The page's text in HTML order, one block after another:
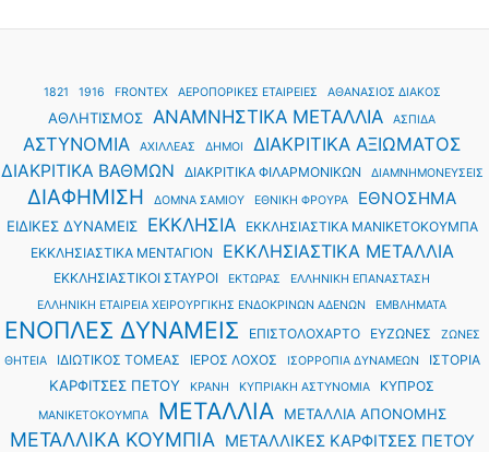
1821 1916 FRONTEX ΑΕΡΟΠΟΡΙΚΕΣ ΕΤΑΙΡΕΙΕΣ ΑΘΑΝΑΣΙΟΣ ΔΙΑΚΟΣ
ΑΘΛΗΤΙΣΜΟΣ ΑΝΑΜΝΗΣΤΙΚΑ ΜΕΤΑΛΛΙΑ ΑΣΠΙΔΑ
ΑΣΤΥΝΟΜΙΑ ΑΧΙΛΛΕΑΣ ΔΗΜΟΙ ΔΙΑΚΡΙΤΙΚΑ ΑΞΙΩΜΑΤΟΣ
ΔΙΑΚΡΙΤΙΚΑ ΒΑΘΜΩΝ ΔΙΑΚΡΙΤΙΚΑ ΦΙΛΑΡΜΟΝΙΚΩΝ ΔΙΑΜΝΗΜΟΝΕΥΣΕΙΣ
ΔΙΑΦΗΜΙΣΗ ΔΟΜΝΑ ΣΑΜΙΟΥ ΕΘΝΙΚΗ ΦΡΟΥΡΑ ΕΘΝΟΣΗΜΑ
ΕΙΔΙΚΕΣ ΔΥΝΑΜΕΙΣ ΕΚΚΛΗΣΙΑ
ΕΚΚΛΗΣΙΑΣΤΙΚΑ ΜΑΝΙΚΕΤΟΚΟΥΜΠΑ
ΕΚΚΛΗΣΙΑΣΤΙΚΑ ΜΕΝΤΑΓΙΟΝ
ΕΚΚΛΗΣΙΑΣΤΙΚΑ ΜΕΤΑΛΛΙΑ
ΕΚΚΛΗΣΙΑΣΤΙΚΟΙ ΣΤΑΥΡΟΙ ΕΚΤΩΡΑΣ
ΕΛΛΗΝΙΚΗ ΕΠΑΝΑΣΤΑΣΗ
ΕΛΛΗΝΙΚΗ ΕΤΑΙΡΕΙΑ ΧΕΙΡΟΥΡΓΙΚΗΣ ΕΝΔΟΚΡΙΝΩΝ ΑΔΕΝΩΝ
ΕΜΒΛΗΜΑΤΑ
ΕΝΟΠΛΕΣ ΔΥΝΑΜΕΙΣ ΕΠΙΣΤΟΛΟΧΑΡΤΟ ΕΥΖΩΝΕΣ
ΖΩΝΕΣ
ΘΗΤΕΙΑ
ΙΔΙΩΤΙΚΟΣ ΤΟΜΕΑΣ ΙΕΡΟΣ ΛΟΧΟΣ ΙΣΟΡΡΟΠΙΑ ΔΥΝΑΜΕΩΝ ΙΣΤΟΡΙΑ
ΚΑΡΦΙΤΣΕΣ ΠΕΤΟΥ ΚΡΑΝΗ ΚΥΠΡΙΑΚΗ ΑΣΤΥΝΟΜΙΑ ΚΥΠΡΟΣ
ΜΑΝΙΚΕΤΟΚΟΥΜΠΑ ΜΕΤΑΛΛΙΑ ΜΕΤΑΛΛΙΑ ΑΠΟΝΟΜΗΣ
ΜΕΤΑΛΛΙΚΑ ΚΟΥΜΠΙΑ ΜΕΤΑΛΛΙΚΕΣ ΚΑΡΦΙΤΣΕΣ ΠΕΤΟΥ